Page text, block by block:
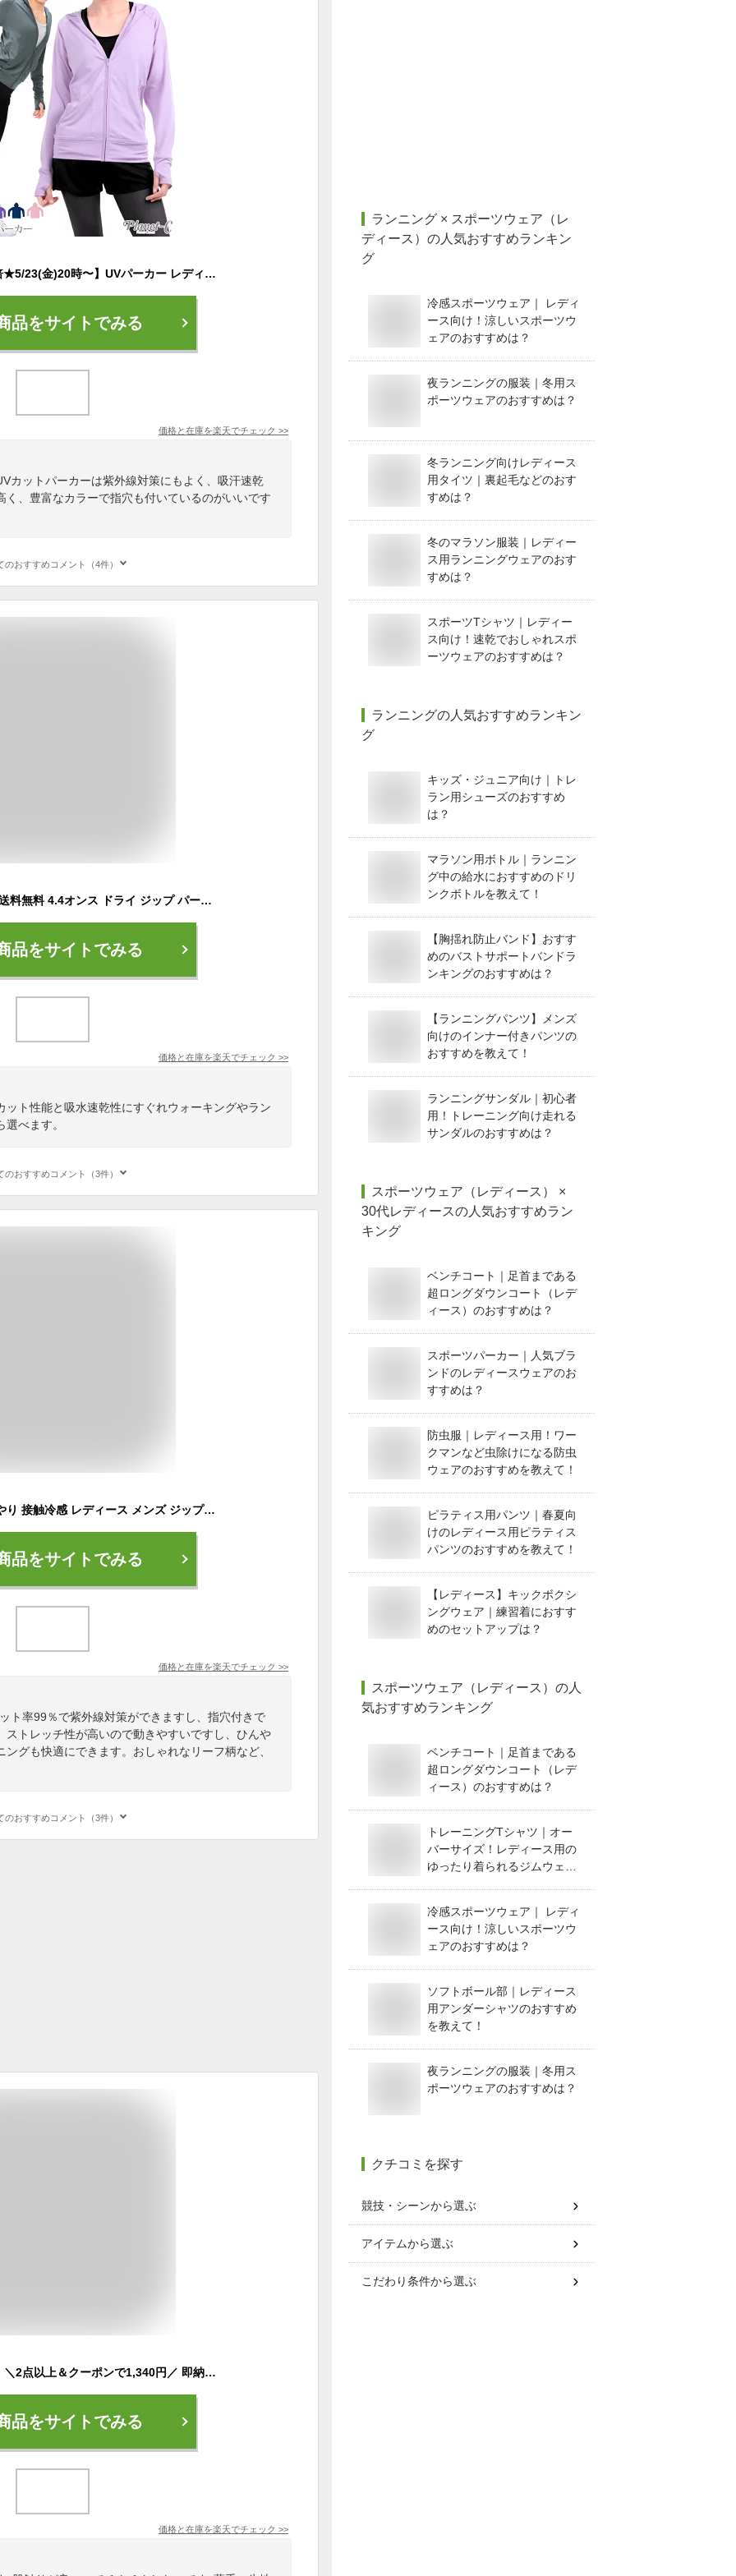
【20%OFF対象&P5倍★5/23(金)20時〜】UVパーカー レディース フィットネス パーカー UVカット 指穴 ランニング マラソン 散歩 伸縮性 ダンス ヨガ 紫外線対策 吸汗速乾 UVCUT
品をサイトでみる
価格と在庫を楽天でチェック >>
カットパーカーは紫外線対策にもよく、吸汗速乾
く、豊富なカラーで指穴も付いているのがいいです
のおすすめコメント（4件）
＼本日店内EVENT／ 送料無料 4.4オンス ドライ ジップ パーカー レディース メンズ 薄手 春 おしゃれ 大きいサイズ トップス 長袖 ユニセックス メッシュ 吸汗速乾 吸水速乾 UVカット 紫外線対策 ウォーキング トレーニング スポーツ ランニング メール便
品をサイトでみる
価格と在庫を楽天でチェック >>
ット性能と吸水速乾性にすぐれウォーキングやラン
べます。
のおすすめコメント（3件）
ラッシュガード ひんやり 接触冷感 レディース メンズ ジップパーカー 指穴 uvカット UPF50 トップス ロングスリーブ 涼しい おしゃれ ZIPパーカー ランニング ジョギング スポーツウエア 速乾性 フード付き 羽織り 紫外線対策 紫外線 日除け
品をサイトでみる
価格と在庫を楽天でチェック >>
ト率99％で紫外線対策ができますし、指穴付きで
ストレッチ性が高いので動きやすいですし、ひんや
グも快適にできます。おしゃれなリーフ柄など、
のおすすめコメント（3件）
【期間限定50%OFF】＼2点以上＆クーポンで1,340円／ 即納 UV パーカー ラッシュガード レディース メンズ 長袖 指穴 速乾 水着 体型カバー 日焼け防止 接触冷感 軽量 涼しい UPF50+ ひんやり UV カットアームカバー 帽子 大きいサイズ 紫外線対策
品をサイトでみる
価格と在庫を楽天でチェック >>
ランニング × スポーツウェア（レ
ディース） の人気おすすめランキン
グ
冷感スポーツウェア｜ レディ
ース向け！涼しいスポーツウ
ェアのおすすめは？
夜ランニングの服装｜冬用ス
ポーツウェアのおすすめは？
冬ランニング向けレディース
用タイツ｜裏起毛などのおす
すめは？
冬のマラソン服装｜レディー
ス用ランニングウェアのおす
すめは？
スポーツTシャツ｜レディー
ス向け！速乾でおしゃれスポ
ーツウェアのおすすめは？
ランニングの人気おすすめランキン
グ
キッズ・ジュニア向け｜トレ
ラン用シューズのおすすめ
は？
マラソン用ボトル｜ランニン
グ中の給水におすすめのドリ
ンクボトルを教えて！
【胸揺れ防止バンド】おすす
めのバストサポートバンドラ
ンキングのおすすめは？
【ランニングパンツ】メンズ
向けのインナー付きパンツの
おすすめを教えて！
ランニングサンダル｜初心者
用！トレーニング向け走れる
サンダルのおすすめは？
スポーツウェア（レディース） ×
30代レディースの人気おすすめラン
キング
ベンチコート｜足首まである
超ロングダウンコート（レデ
ィース）のおすすめは？
スポーツパーカー｜人気ブラ
ンドのレディースウェアのお
すすめは？
防虫服｜レディース用！ワー
クマンなど虫除けになる防虫
ウェアのおすすめを教えて！
ピラティス用パンツ｜春夏向
けのレディース用ピラティス
パンツのおすすめを教えて！
【レディース】キックボクシ
ングウェア｜練習着におすす
めのセットアップは？
スポーツウェア（レディース） の人
気おすすめランキング
ベンチコート｜足首まである
超ロングダウンコート（レデ
ィース）のおすすめは？
トレーニングTシャツ｜オー
バーサイズ！レディース用の
ゆったり着られるジムウェア
冷感スポーツウェア｜ レディ
ース向け！涼しいスポーツウ
ェアのおすすめは？
ソフトボール部｜レディース
用アンダーシャツのおすすめ
を教えて！
夜ランニングの服装｜冬用ス
ポーツウェアのおすすめは？
クチコミを探す
競技・シーンから選ぶ
アイテムから選ぶ
こだわり条件から選ぶ